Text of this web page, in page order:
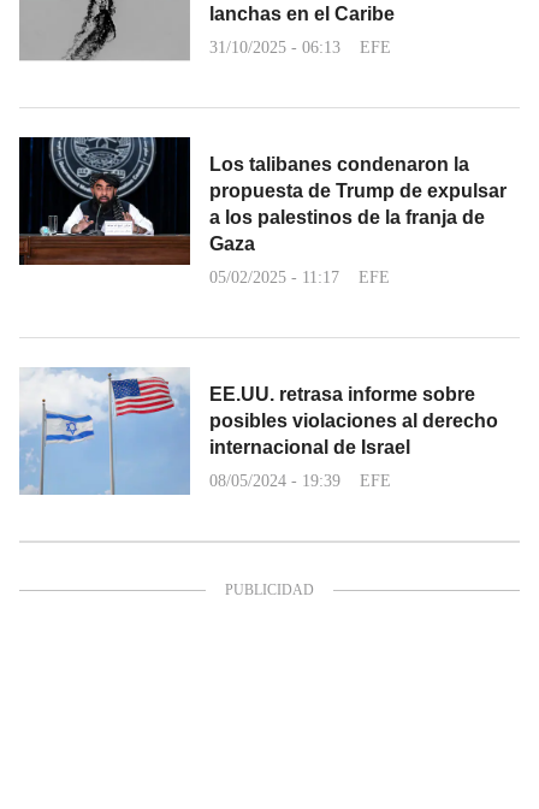
lanchas en el Caribe
31/10/2025 - 06:13 EFE
Los talibanes condenaron la
propuesta de Trump de expulsar
a los palestinos de la franja de
Gaza
05/02/2025 - 11:17 EFE
EE.UU. retrasa informe sobre
posibles violaciones al derecho
internacional de Israel
08/05/2024 - 19:39 EFE